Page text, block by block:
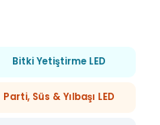
Bitki Yetiştirme LED
Parti, Süs & Yılbaşı LED